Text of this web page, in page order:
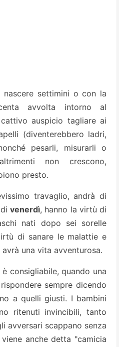
nascere settimini o con la
avvolta intorno al
auspicio tagliare ai
(diventerebbero ladri,
pesarli, misurarli o
non crescono,
presto.
travaglio, andrà di
divenerdì, hanno la virtù di
nati dopo sei sorelle
di sanare le malattie e
una vita avventurosa.
consigliabile, quando una
sempre dicendo
a quelli giusti. I bambini
ritenuti invincibili, tanto
avversari scappano senza
anche detta "camicia